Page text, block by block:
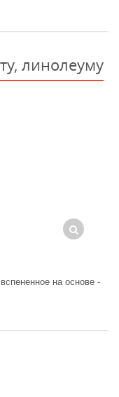
линолеуму
на основе -